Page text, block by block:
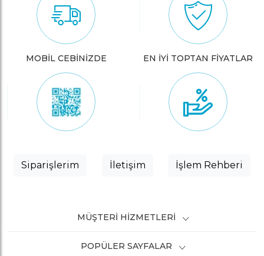
MOBİL CEBİNİZDE EN İYİ TOPTAN FİYATLAR
Siparişlerim İletişim İşlem Rehberi
MÜŞTERI HIZMETLERI
POPÜLER SAYFALAR